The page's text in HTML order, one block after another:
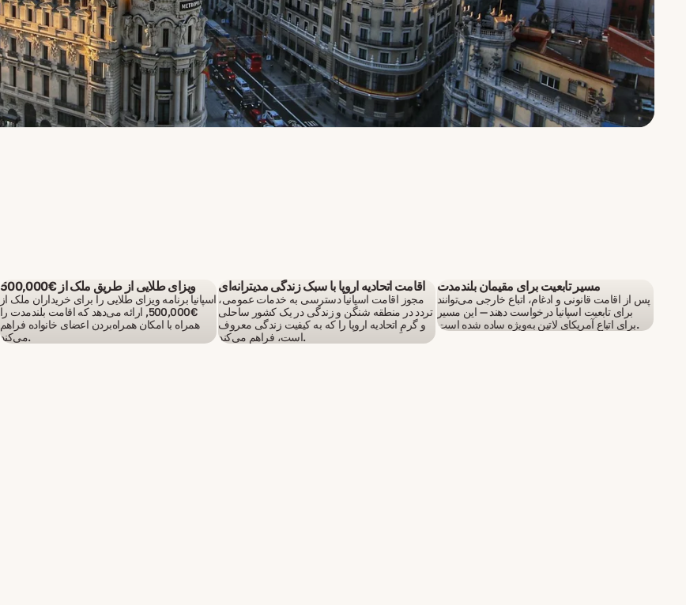
ویزای طلایی از طریق ملک از €500,000
اسپانیا برنامه ویزای طلایی را برای خریداران ملک از
€500,000, ارائه می‌دهد که اقامت بلندمدت را
همراه با امکان همراه‌بردن اعضای خانواده فراهم
می‌کند.
اقامت اتحادیه اروپا با سبک زندگی مدیترانه‌ای
مجوز اقامت اسپانیا دسترسی به خدمات عمومی،
تردد در منطقه شنگن و زندگی در یک کشور ساحلی
و گرمِ اتحادیه اروپا را که به کیفیت زندگی معروف
است، فراهم می‌کند.
مسیر تابعیت برای مقیمان بلندمدت
پس از اقامت قانونی و ادغام، اتباع خارجی می‌توانند
برای تابعیت اسپانیا درخواست دهند — این مسیر
برای اتباع آمریکای لاتین به‌ویژه ساده شده است.